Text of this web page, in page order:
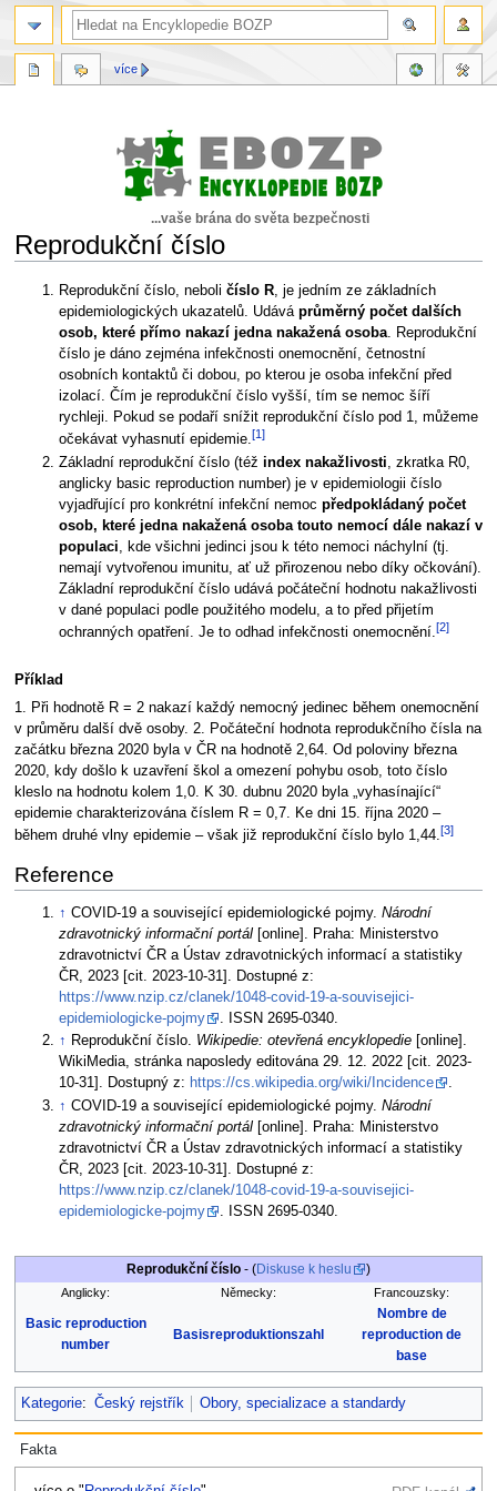
...vaše brána do světa bezpečnosti
Reprodukční číslo
Skočit
navigaci
Skočit
vyhledávání
Reprodukční číslo, neboličíslo R, je jedním ze základních
epidemiologických ukazatelů. Udáváprůměrný počet dalších
osob, které přímo nakazí jedna nakažená osoba. Reprodukční
číslo je dáno zejména infekčnosti onemocnění, četnostní
osobních kontaktů či dobou, po kterou je osoba infekční před
izolací. Čím je reprodukční číslo vyšší, tím se nemoc šíří
rychleji. Pokud se podaří snížit reprodukční číslo pod 1, můžeme
očekávat vyhasnutí epidemie.[1]
Základní reprodukční číslo (téžindex nakažlivosti , zkratka R0,
anglicky basic reproduction number) je v epidemiologii číslo
vyjadřující pro konkrétní infekční nemocpředpokládaný počet
osob, které jedna nakažená osoba touto nemocí dále nakazí v
populaci , kde všichni jedinci jsou k této nemoci náchylní (tj.
nemají vytvořenou imunitu, ať už přirozenou nebo díky očkování).
Základní reprodukční číslo udává počáteční hodnotu nakažlivosti
v dané populaci podle použitého modelu, a to před přijetím
ochranných opatření. Je to odhad infekčnosti onemocnění.[2]
Příklad
1. Při hodnotě R = 2 nakazí každý nemocný jedinec během onemocnění
v průměru další dvě osoby. 2. Počáteční hodnota reprodukčního čísla na
začátku března 2020 byla v ČR na hodnotě 2,64. Od poloviny března
2020, kdy došlo k uzavření škol a omezení pohybu osob, toto číslo
kleslo na hodnotu kolem 1,0. K 30. dubnu 2020 byla „vyhasínající“
epidemie charakterizována číslem R = 0,7. Ke dni 15. října 2020 –
během druhé vlny epidemie – však již reprodukční číslo bylo 1,44.[3]
Reference
↑ COVID-19 a související epidemiologické pojmy.Národní
zdravotnický informační portál [online]. Praha: Ministerstvo
zdravotnictví ČR a Ústav zdravotnických informací a statistiky
ČR, 2023 [cit. 2023-10-31]. Dostupné z:
https://www.nzip.cz/clanek/1048-covid-19-a-souvisejici-
epidemiologicke-pojmy
. ISSN 2695-0340.
↑ Reprodukční číslo. Wikipedie: otevřená encyklopedie [online].
WikiMedia, stránka naposledy editována 29. 12. 2022 [cit. 2023-
10-31]. Dostupný z: https://cs.wikipedia.org/wiki/Incidence
.
↑ COVID-19 a související epidemiologické pojmy.Národní
zdravotnický informační portál [online]. Praha: Ministerstvo
zdravotnictví ČR a Ústav zdravotnických informací a statistiky
ČR, 2023 [cit. 2023-10-31]. Dostupné z:
https://www.nzip.cz/clanek/1048-covid-19-a-souvisejici-
epidemiologicke-pojmy
. ISSN 2695-0340.
Reprodukční číslo - (Diskuse k heslu )
Anglicky: Německy: Francouzsky:
Basic reproduction
number
Basisreproduktionszahl
Nombre de
reproduction de
base
Kategorie: Český rejstřík Obory, specializace a standardy
Fakta
více